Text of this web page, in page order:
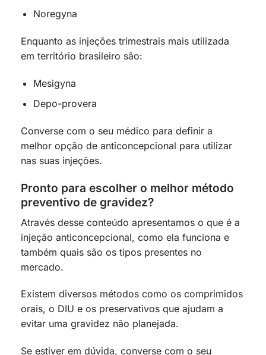
Noregyna
Enquanto as injeções trimestrais mais utilizada
em território brasileiro são:
Mesigyna
Depo-provera
Converse com o seu médico para definir a
melhor opção de anticoncepcional para utilizar
nas suas injeções.
Pronto para escolher o melhor método
preventivo de gravidez?
Através desse conteúdo apresentamos o que é a
injeção anticoncepcional, como ela funciona e
também quais são os tipos presentes no
mercado.
Existem diversos métodos como os comprimidos
orais, o DIU e os preservativos que ajudam a
evitar uma gravidez não planejada.
Se estiver em dúvida, converse com o seu